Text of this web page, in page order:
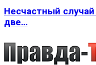
Несчастный
две…